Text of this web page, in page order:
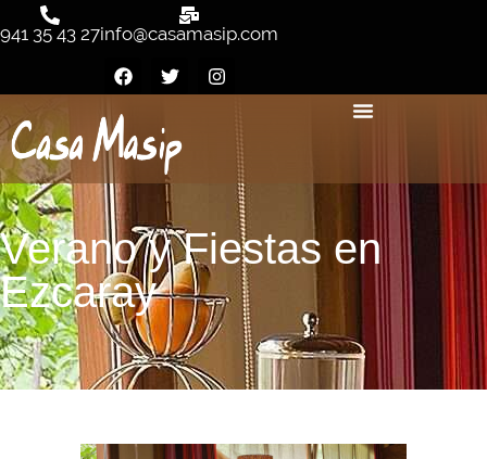
941 35 43 27info@casamasip.com
Verano y Fiestas en
Ezcaray